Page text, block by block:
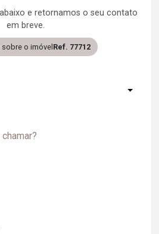
e retornamos o seu contato
em breve.
o imóvel Ref. 77712